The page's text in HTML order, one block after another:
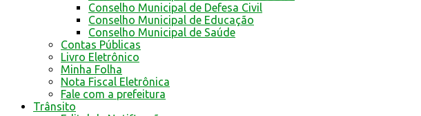
Conselho Municipal de Defesa Civil
Conselho Municipal de Educação
Conselho Municipal de Saúde
Contas Públicas
Livro Eletrônico
Minha Folha
Nota Fiscal Eletrônica
Fale com a prefeitura
Trânsito